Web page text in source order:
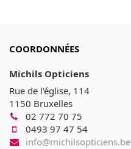
COORDONNÉES
Michils Opticiens
Rue de l'église, 114
1150 Bruxelles
02 772 70 75
0493 97 47 54
info@michilsopticiens.be